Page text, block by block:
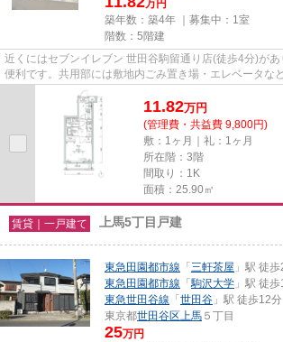
万円
築年数：築4年 ｜募集中： 1室
階数：5階建
近くにはセブンイレブン 世田谷駒留通り店(徒歩4分)が
便利です。共用部には敷地内ごみ置き場・エレベータな
充実しています。タイルが...
11.82万円
(管理費・共益費 9,800円)
敷：1ヶ月｜礼：1ヶ月
所在階：3階
間取り：1K
面積：25.90㎡
賃貸｜一戸建て 上馬5丁目戸建
東急田園都市線 「三軒茶屋 」駅 徒
東急田園都市線 「駒沢大学 」駅 徒
東急世田谷線 「世田谷 」駅 徒歩12分
東京都世田谷区 上馬 ５丁目
25万円